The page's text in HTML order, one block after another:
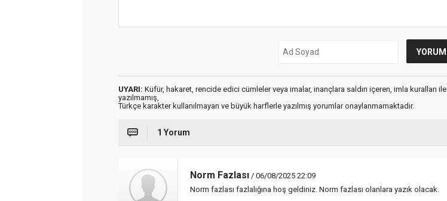
UYARI: Küfür, hakaret, rencide edici cümleler veya imalar, inançlara saldırı içeren, imla kuralları ile
yazılmamış,
Türkçe karakter kullanılmayan ve büyük harflerle yazılmış yorumlar onaylanmamaktadır.
1 Yorum
Norm Fazlası / 06/08/2025 22:09
Norm fazlası fazlalığına hoş geldiniz. Norm fazlası olanlara yazık olacak.